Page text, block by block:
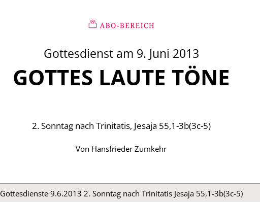
Gottesdienst am 9. Juni 2013
:
GOTTES LAUTE TÖNE
2. Sonntag nach Trinitatis, Jesaja 55,1-3b(3c-5)
Von Hansfrieder Zumkehr
Gottesdienste 9.6.2013 2. Sonntag nach Trinitatis Jesaja 55,1-3b(3c-5)